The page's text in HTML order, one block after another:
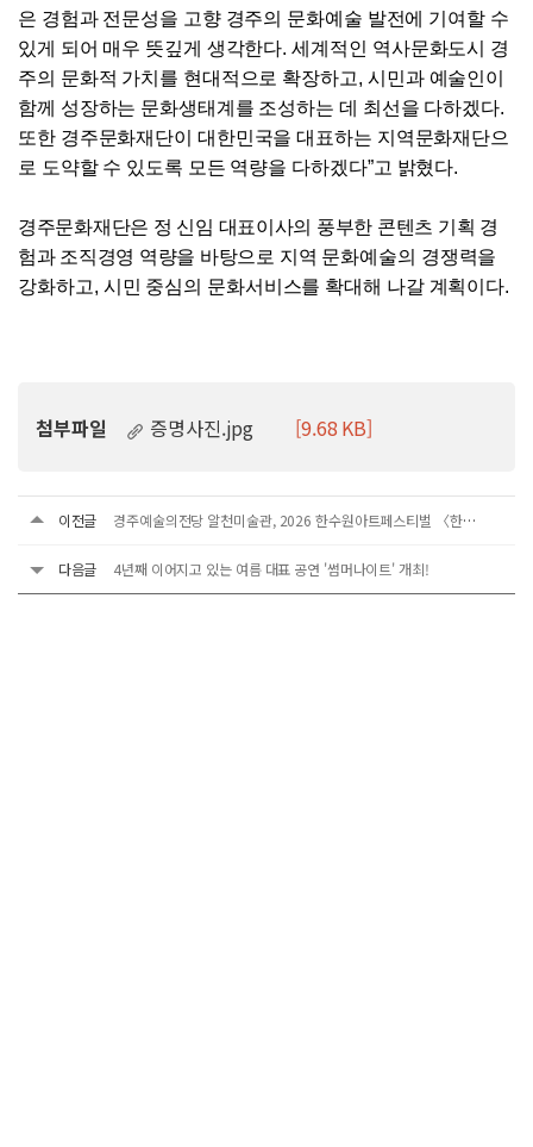
은 경험과 전문성을 고향 경주의 문화예술 발전에 기여할 수
있게 되어 매우 뜻깊게 생각한다.세계적인 역사문화도시 경
주의 문화적 가치를 현대적으로 확장하고, 시민과 예술인이
함께 성장하는 문화생태계를 조성하는 데 최선을 다하겠다.
또한 경주문화재단이 대한민국을 대표하는 지역문화재단으
로 도약할 수 있도록 모든 역량을 다하겠다”고 밝혔다.
경주문화재단은 정 신임 대표이사의 풍부한 콘텐츠 기획 경
험과 조직경영 역량을 바탕으로 지역 문화예술의 경쟁력을
강화하고, 시민 중심의 문화서비스를 확대해 나갈 계획이다.
첨부파일 증명사진.jpg [9.68 KB]
이전글 경주예술의전당 알천미술관, 2026 한수원아트페스티벌 〈한국 미술, 조선 후기부터 현대까지〉展 개최
다음글 4년째 이어지고 있는 여름 대표 공연 '썸머나이트' 개최!